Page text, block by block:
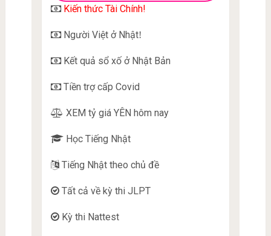
Kiến thức Tài Chính!
Người Việt ở Nhật!
Kết quả sổ xố ở Nhật Bản
Tiền trợ cấp Covid
XEM tỷ giá YÊN hôm nay
Học Tiếng Nhật
Tiếng Nhật theo chủ đề
Tất cả về kỳ thi JLPT
Kỳ thi Nattest